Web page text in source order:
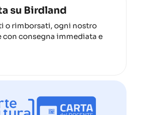
su Birdland
o rimborsati, ogni nostro
con consegna immediata e